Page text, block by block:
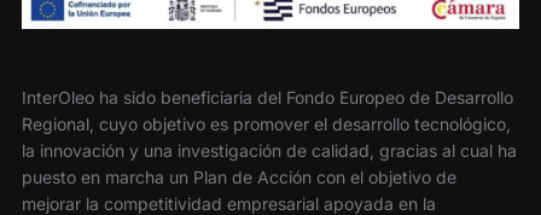
InterOleo ha sido beneficiaria del Fondo Europeo de Desarrollo
Regional, cuyo objetivo es promover el desarrollo tecnológico,
la innovación y una investigación de calidad, gracias al cual ha
puesto en marcha un Plan de Acción con el objetivo de
mejorar la competitividad empresarial apoyada en la